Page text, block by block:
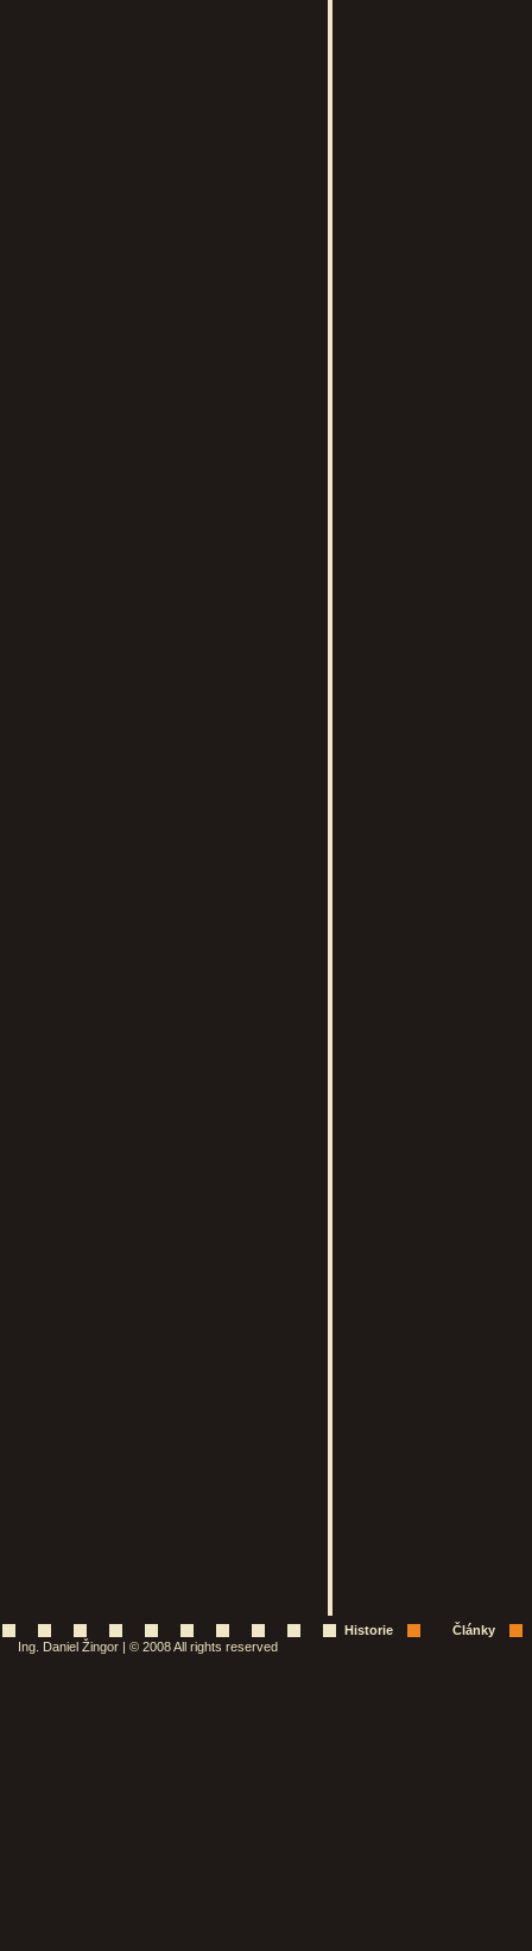
Historie
Články
Ing. Daniel Žingor | © 2008 All rights reserved